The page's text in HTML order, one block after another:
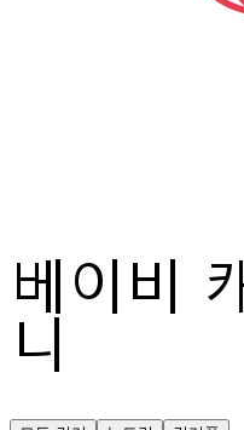
베이비
니